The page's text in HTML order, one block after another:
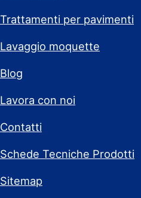
Trattamenti per pavimenti
Lavaggio moquette
Blog
Lavora con noi
Contatti
Schede Tecniche Prodotti
Sitemap